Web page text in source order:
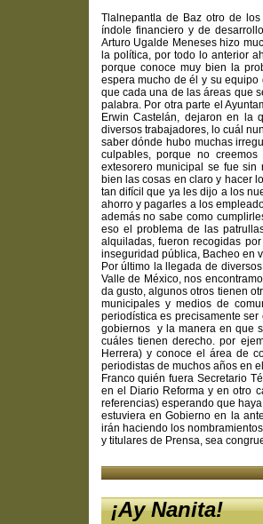
Tlalnepantla de Baz otro de
índole financiero y de
Arturo Ugalde Meneses hizo
la política, por todo lo anterior
porque conoce muy bien la
espera mucho de él y su
que cada una de las áreas que
palabra. Por otra parte el
Erwin Castelán, dejaron en la
diversos trabajadores, lo cuál
saber dónde hubo muchas
culpables, porque no
extesorero municipal se fue
bien las cosas en claro y hacer
tan difícil que ya les dijo a los
ahorro y pagarles a los
además no sabe como
eso el problema de las
alquiladas, fueron recogidas
inseguridad pública, Bacheo en
Por último la llegada de
Valle de México, nos
da gusto, algunos otros tienen
municipales y medios de
periodística es precisamente
gobiernos y la manera en que
cuáles tienen derecho. por
Herrera) y conoce el área de
periodistas de muchos años en
Franco quién fuera Secretario
en el Diario Reforma y en otro
referencias) esperando que
estuviera en Gobierno en la
irán haciendo los
y titulares de Prensa, sea
¡Ay Nanita!